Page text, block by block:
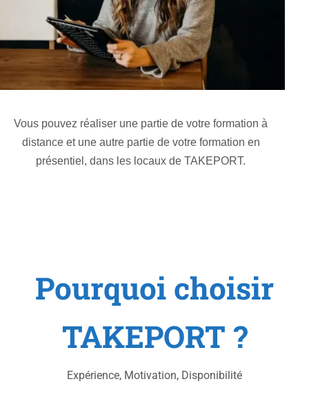
Vous pouvez réaliser une partie de votre formation à
distance et une autre partie de votre formation en
présentiel, dans les locaux de TAKEPORT.
Pourquoi choisir
TAKEPORT ?
Expérience, Motivation, Disponibilité